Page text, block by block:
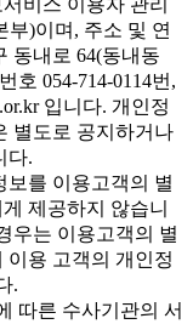
비스 이용자 관리
부)이며, 주소 및 연
동내로 64(동내동
호 054-714-0114번,
입니다. 개인정
별도로 공지하거나
다.
를 이용고객의 별
제공하지 않습니
우는 이용고객의 별
이용 고객의 개인정
.
따른 수사기관의 서